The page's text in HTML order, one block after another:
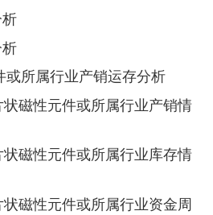
或所属行业产销运存分析
磁性元件或所属行业产销情
磁性元件或所属行业库存情
磁性元件或所属行业资金周